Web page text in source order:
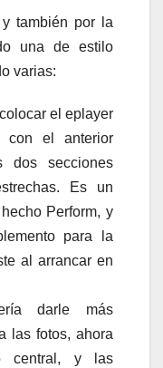
también por la
una de estilo
varias:
el eplayer
con el anterior
dos secciones
Es un
Perform, y
para la
al arrancar en
darle más
las fotos, ahora
central, y las